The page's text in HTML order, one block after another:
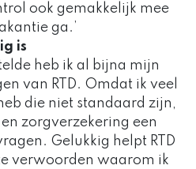
ook gemakkelijk mee
ga.’
is
heb ik al bijna mijn
van RTD. Omdat ik veel
die niet standaard zijn,
zorgverzekering een
Gelukkig helpt RTD
verwoorden waarom ik